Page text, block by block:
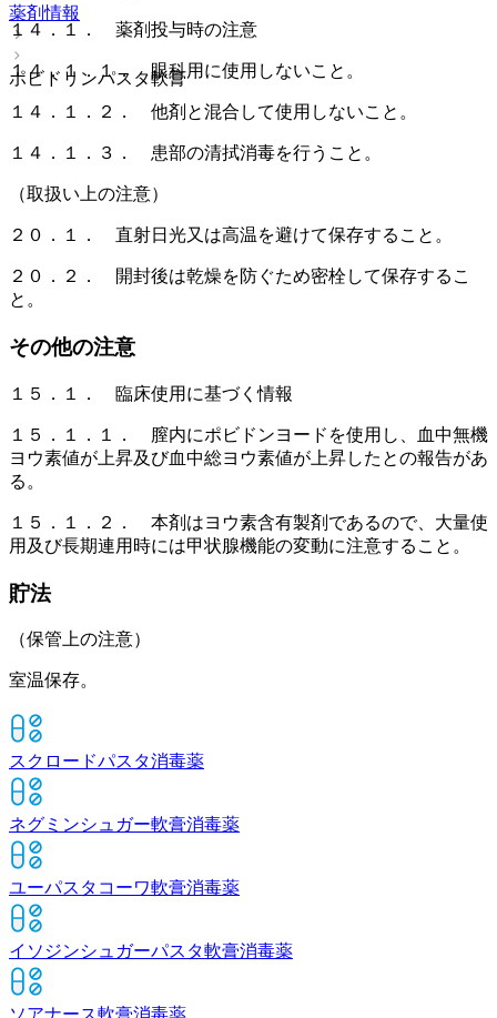
薬剤情報
ポビドリンパスタ軟膏
１４．１． 薬剤投与時の注意
１４．１．１． 眼科用に使用しないこと。
１４．１．２． 他剤と混合して使用しないこと。
１４．１．３． 患部の清拭消毒を行うこと。
（取扱い上の注意）
２０．１． 直射日光又は高温を避けて保存すること。
２０．２． 開封後は乾燥を防ぐため密栓して保存するこ
と。
その他の注意
１５．１． 臨床使用に基づく情報
１５．１．１． 膣内にポビドンヨードを使用し、血中無機
ヨウ素値が上昇及び血中総ヨウ素値が上昇したとの報告があ
る。
１５．１．２． 本剤はヨウ素含有製剤であるので、大量使
用及び長期連用時には甲状腺機能の変動に注意すること。
貯法
（保管上の注意）
室温保存。
スクロードパスタ消毒薬
ネグミンシュガー軟膏消毒薬
ユーパスタコーワ軟膏消毒薬
イソジンシュガーパスタ軟膏消毒薬